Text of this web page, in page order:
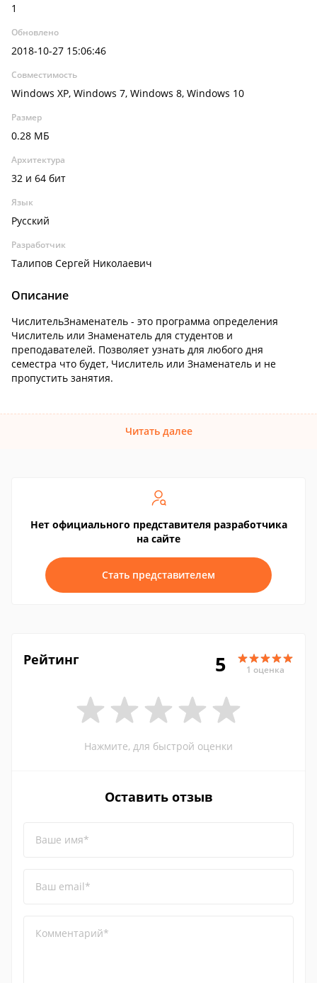
1
Обновлено
2018-10-27 15:06:46
Совместимость
Windows XP, Windows 7, Windows 8, Windows 10
Размер
0.28 МБ
Архитектура
32 и 64 бит
Язык
Русский
Разработчик
Талипов Сергей Николаевич
Описание
ЧислительЗнаменатель - это программа определения
Числитель или Знаменатель для студентов и
преподавателей. Позволяет узнать для любого дня
семестра что будет, Числитель или Знаменатель и не
пропустить занятия.
Читать далее
Нет официального представителя разработчика
на сайте
Стать представителем
Рейтинг 5 1 оценка
Нажмите, для быстрой оценки
Оставить отзыв
Ваше имя*
Ваш email*
Комментарий*